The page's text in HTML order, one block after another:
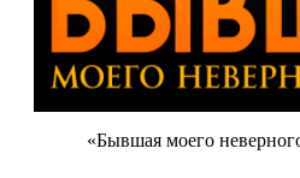
«Бывшая моего